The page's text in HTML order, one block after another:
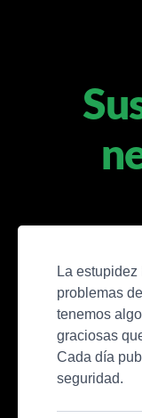
La
problemas
tenemos
graciosas
Cada día
seguridad.